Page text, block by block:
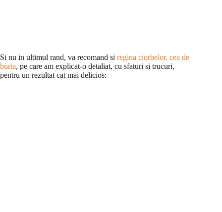
Si nu in ultimul rand, va recomand si regina ciorbelor, cea de
burta, pe care am explicat-o detaliat, cu sfaturi si trucuri,
pentru un rezultat cat mai delicios: